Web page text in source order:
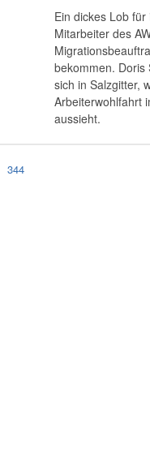
Ein dickes Lob
Mitarbeiter des
bekommen. Doris
sich in Salzgitter,
Arbeiterwohlfahrt
aussieht.
344